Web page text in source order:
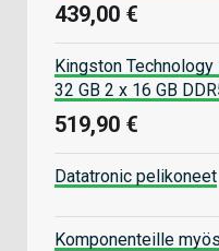
439,00 €
Kingston
32 GB 2 x 16 GB
519,90 €
Datatronic pelikoneet
Komponenteille